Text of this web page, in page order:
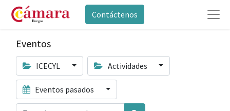
Contáctenos
Eventos
ICECYL Actividades
Eventos pasados